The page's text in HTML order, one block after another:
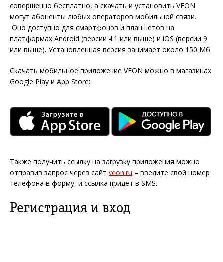
совершенно бесплатно, а скачать и установить VEON
могут абоненты любых операторов мобильной связи.
Оно доступно для смартфонов и планшетов на
платформах Android (версии 4.1 или выше) и iOS (версии 9
или выше). Установленная версия занимает около 150 Мб.
Скачать мобильное приложение VEON можно в магазинах
Google Play и App Store:
Также получить ссылку на загрузку приложения можно
отправив запрос через сайт veon.ru – введите свой номер
телефона в форму, и ссылка придет в SMS.
Регистрация и вход